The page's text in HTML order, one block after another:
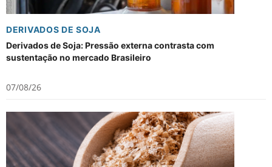
DERIVADOS DE SOJA
Derivados de Soja: Pressão externa contrasta com
sustentação no mercado Brasileiro
07/08/26